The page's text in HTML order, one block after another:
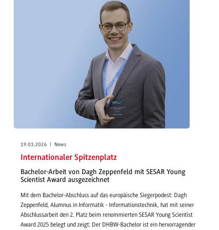
19.03.2026 | News
Internationaler Spitzenplatz
Bachelor-Arbeit von Dagh Zeppenfeld mit SESAR Young
Scientist Award ausgezeichnet
Mit dem Bachelor-Abschluss auf das europäische Siegerpodest: Dagh
Zeppenfeld, Alumnus in Informatik - Informationstechnik, hat mit seiner
Abschlussarbeit den 2. Platz beim renommierten SESAR Young Scientist
Award 2025 belegt und zeigt: Der DHBW-Bachelor ist ein hervorragender